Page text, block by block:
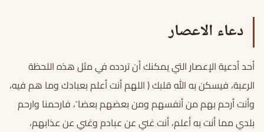
دعاء الاعصار
أحد أدعية الإعصار التي يمكنك أن تردده في مثل هذه اللحظة
الرعبة، فيسكن به الله قلبك ( اللهم أنت أعلم بعبادك وما هم فيه،
وأنت أرحم بهم من أنفسهم ومن بعضهم بعضا ً، فارحمنا وارحم
بلدي مما أنت به أعلم، أنت غني عن عبادم وغني عن عذابهم،